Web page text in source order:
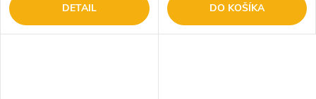
DETAIL DO KOŠÍKA